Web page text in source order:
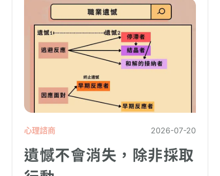
心理諮商 2026-07-20
遺憾不會消失，除非採取